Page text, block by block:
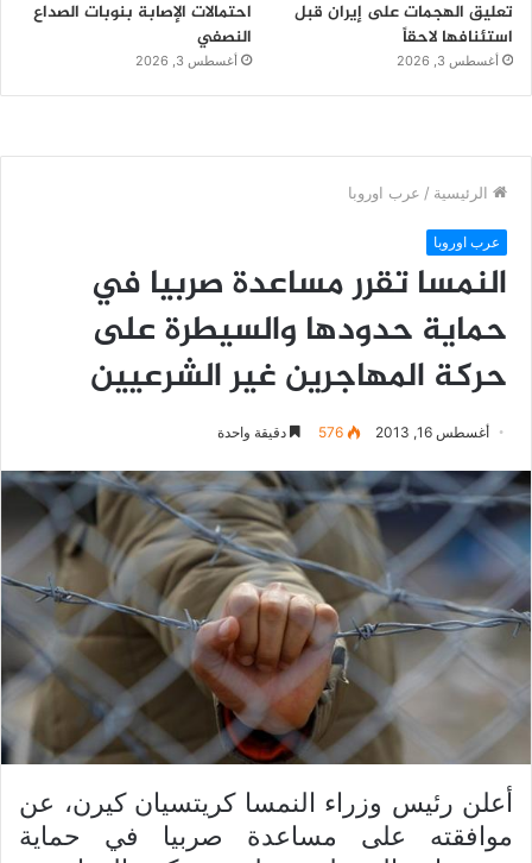
تعليق الهجمات على إيران قبل
استئنافها لاحقاً
أغسطس 3, 2026
احتمالات الإصابة بنوبات الصداع
النصفي
أغسطس 3, 2026